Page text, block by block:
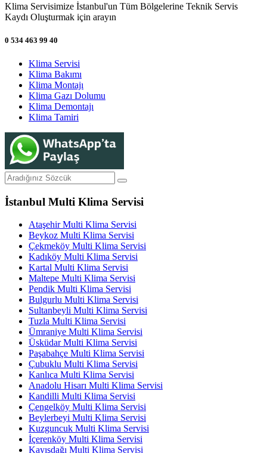
Klima Servisimize İstanbul'un Tüm Bölgelerine Teknik Servis
Kaydı Oluşturmak için arayın
0 534 463 99 40
Klima Servisi
Klima Bakımı
Klima Montajı
Klima Gazı Dolumu
Klima Demontajı
Klima Tamiri
İstanbul Multi Klima Servisi
Ataşehir Multi Klima Servisi
Beykoz Multi Klima Servisi
Çekmeköy Multi Klima Servisi
Kadıköy Multi Klima Servisi
Kartal Multi Klima Servisi
Maltepe Multi Klima Servisi
Pendik Multi Klima Servisi
Bulgurlu Multi Klima Servisi
Sultanbeyli Multi Klima Servisi
Tuzla Multi Klima Servisi
Ümraniye Multi Klima Servisi
Üsküdar Multi Klima Servisi
Paşabahçe Multi Klima Servisi
Çubuklu Multi Klima Servisi
Kanlıca Multi Klima Servisi
Anadolu Hisarı Multi Klima Servisi
Kandilli Multi Klima Servisi
Çengelköy Multi Klima Servisi
Beylerbeyi Multi Klima Servisi
Kuzguncuk Multi Klima Servisi
İçerenköy Multi Klima Servisi
Kayışdağı Multi Klima Servisi